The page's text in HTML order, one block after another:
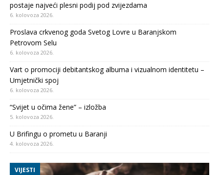
postaje najveći plesni podij pod zvijezdama
6. kolovoza 2026.
Proslava crkvenog goda Svetog Lovre u Baranjskom
Petrovom Selu
6. kolovoza 2026.
Vart o promociji debitantskog albuma i vizualnom identitetu –
Umjetnički spoj
6. kolovoza 2026.
“Svijet u očima žene” – izložba
5. kolovoza 2026.
U Brifingu o prometu u Baranji
4. kolovoza 2026.
VIJESTI